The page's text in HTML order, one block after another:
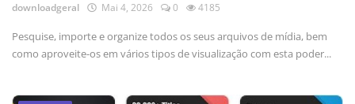
downloadgeral Mai 4, 2026 0 4185
Pesquise, importe e organize todos os seus arquivos de mídia, bem
como aproveite-os em vários tipos de visualização com esta poder...